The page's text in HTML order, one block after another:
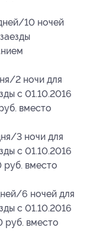
10 ночей
2 ночи для
с 01.10.2016
вместо
3 ночи для
с 01.10.2016
руб. вместо
6 ночей для
с 01.10.2016
руб. вместо